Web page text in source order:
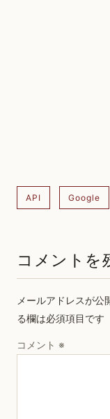
API Google
コメントを
メールアドレスが公
る欄は必須項目です
コメント ※